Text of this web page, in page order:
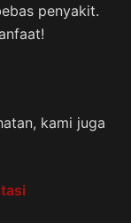
penyakit.
kami juga